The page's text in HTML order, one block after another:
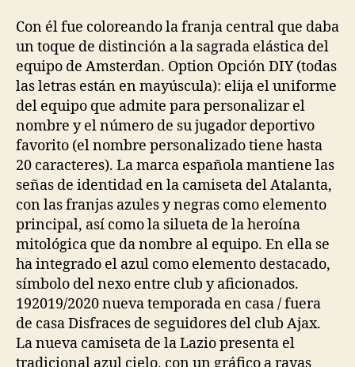
Con él fue coloreando la franja central que daba
un toque de distinción a la sagrada elástica del
equipo de Amsterdan. Option Opción DIY (todas
las letras están en mayúscula): elija el uniforme
del equipo que admite para personalizar el
nombre y el número de su jugador deportivo
favorito (el nombre personalizado tiene hasta
20 caracteres). La marca española mantiene las
señas de identidad en la camiseta del Atalanta,
con las franjas azules y negras como elemento
principal, así como la silueta de la heroína
mitológica que da nombre al equipo. En ella se
ha integrado el azul como elemento destacado,
símbolo del nexo entre club y aficionados.
192019/2020 nueva temporada en casa / fuera
de casa Disfraces de seguidores del club Ajax.
La nueva camiseta de la Lazio presenta el